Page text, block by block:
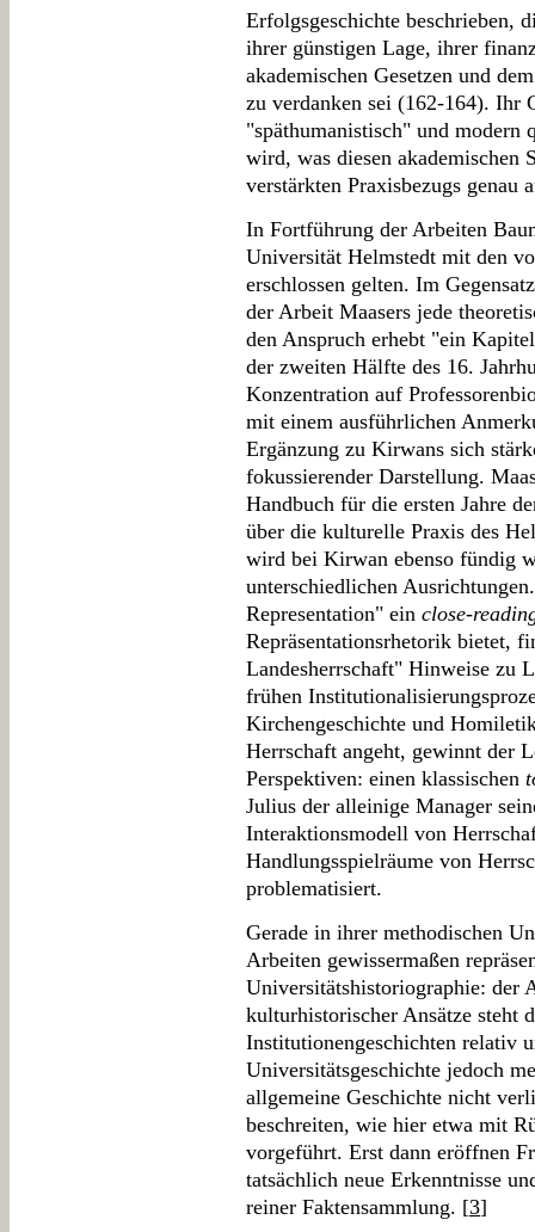
Erfolgsgeschichte beschrieben,
ihrer günstigen Lage, ihrer
akademischen Gesetzen und
zu verdanken sei (162-164). Ihr
"späthumanistisch" und modern
wird, was diesen akademischen
verstärkten Praxisbezugs genau
In Fortführung der Arbeiten
Universität Helmstedt mit den
erschlossen gelten. Im
der Arbeit Maasers jede
den Anspruch erhebt "ein
der zweiten Hälfte des 16.
Konzentration auf
mit einem ausführlichen
Ergänzung zu Kirwans sich
fokussierender Darstellung.
Handbuch für die ersten Jahre
über die kulturelle Praxis des
wird bei Kirwan ebenso fündig
unterschiedlichen
Representation" ein close-
Repräsentationsrhetorik bietet,
Landesherrschaft" Hinweise zu
frühen
Kirchengeschichte und
Herrschaft angeht, gewinnt der
Perspektiven: einen klassischen
Julius der alleinige Manager
Interaktionsmodell von
Handlungsspielräume von
problematisiert.
Gerade in ihrer methodischen
Arbeiten gewissermaßen
Universitätshistoriographie: der
kulturhistorischer Ansätze steht
Institutionengeschichten relativ
Universitätsgeschichte jedoch
allgemeine Geschichte nicht
beschreiten, wie hier etwa mit
vorgeführt. Erst dann eröffnen
tatsächlich neue Erkenntnisse
reiner Faktensammlung. [3]